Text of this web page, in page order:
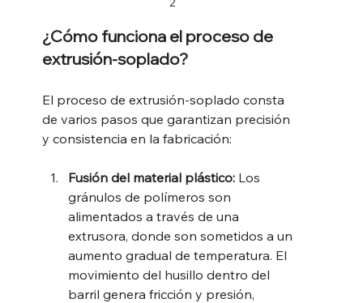
¿Cómo funciona el proceso de
extrusión-soplado?
El proceso de extrusión-soplado consta
de varios pasos que garantizan precisión
y consistencia en la fabricación:
Fusión del material plástico: Los
gránulos de polímeros son
alimentados a través de una
extrusora, donde son sometidos a un
aumento gradual de temperatura. El
movimiento del husillo dentro del
barril genera fricción y presión,